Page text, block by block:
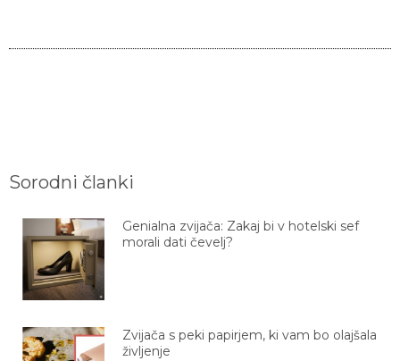
Sorodni članki
Genialna zvijača: Zakaj bi v hotelski sef
morali dati čevelj?
Zvijača s peki papirjem, ki vam bo olajšala
življenje